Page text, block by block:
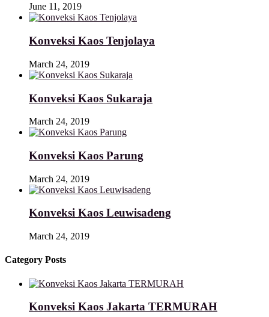
June 11, 2019
Konveksi Kaos Tenjolaya
March 24, 2019
Konveksi Kaos Sukaraja
March 24, 2019
Konveksi Kaos Parung
March 24, 2019
Konveksi Kaos Leuwisadeng
March 24, 2019
Category Posts
Konveksi Kaos Jakarta TERMURAH